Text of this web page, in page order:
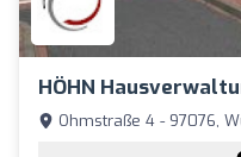
HÖHN
Ohmstraße 4 - 97076,